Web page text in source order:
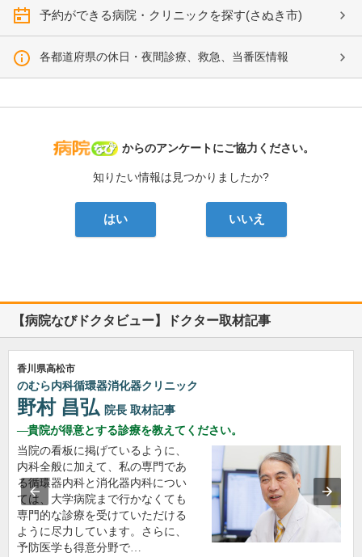
予約ができる病院・クリニックを探す(さぬき市)
各都道府県の休日・夜間診療、救急、当番医情報
病院なび
からのアンケートにご協力ください。
知りたい情報は見つかりましたか?
はい いいえ
【病院なびドクタビュー】ドクター取材記事
香川県高松市
のむら内科循環器消化器クリニック
野村 昌弘 院長 取材記事
貴院が得意とする診療を教えてください。
当院の看板に掲げているように、
内科全般に加えて、私の専門であ
る循環器内科と消化器内科につい
ては、大学病院まで行かなくても
専門的な診療を受けていただける
ように尽力しています。さらに、
予防医学も得意分野で…